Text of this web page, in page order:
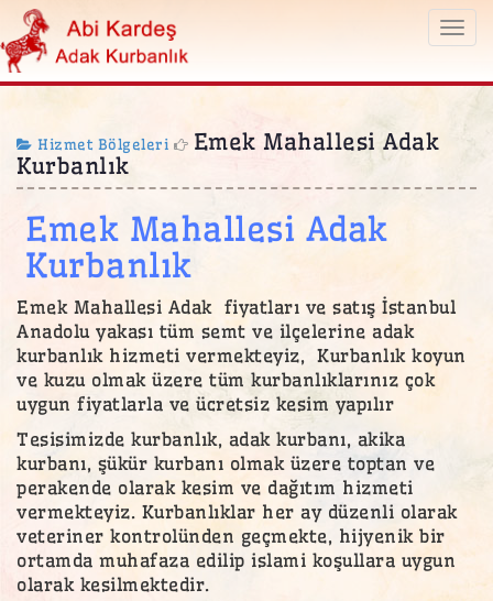
Hizmet Bölgeleri
Emek Mahallesi Adak
Kurbanlık
Emek Mahallesi Adak
Kurbanlık
Emek Mahallesi Adak fiyatları ve satış İstanbul
Anadolu yakası tüm semt ve ilçelerine adak
kurbanlık hizmeti vermekteyiz, Kurbanlık koyun
ve kuzu olmak üzere tüm kurbanlıklarınız çok
uygun fiyatlarla ve ücretsiz kesim yapılır
Tesisimizde kurbanlık, adak kurbanı, akika
kurbanı, şükür kurbanı olmak üzere toptan ve
perakende olarak kesim ve dağıtım hizmeti
vermekteyiz. Kurbanlıklar her ay düzenli olarak
veteriner kontrolünden geçmekte, hijyenik bir
ortamda muhafaza edilip islami koşullara uygun
olarak kesilmektedir.